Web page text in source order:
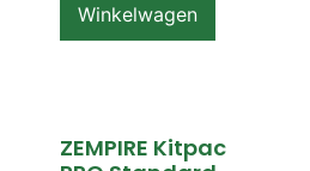
Winkelwagen
ZEMPIRE Kitpac